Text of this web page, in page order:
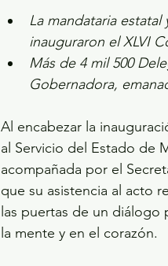
La mandataria
inauguraron el XLVI
Más de 4 mil 500
Gobernadora,
Al encabezar la
al Servicio del Estado de
acompañada por el
que su asistencia al acto
las puertas de un
la mente y en el corazón.